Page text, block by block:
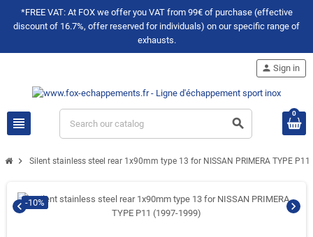
*FREE VAT: At FOX we offer you VAT from 99€ of purchase (effective
discount of 16.7%, offer reserved for individuals) on our specific range of
exhausts.
view_headline search
person Sign in
0
chevron_right Silent stainless steel rear 1x90mm type 13 for NISSAN PRIMERA TYPE
chevron_left chevron_right
-10%